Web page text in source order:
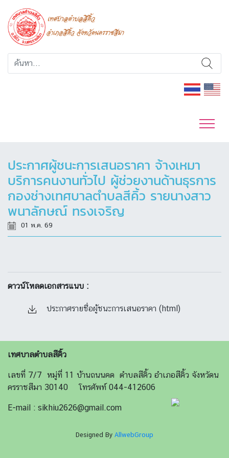
ประกาศผู้ชนะการเสนอราคา จ้างเหมา
บริการคนงานทั่วไป ผู้ช่วยงานด้านธุรการ
กองช่างเทศบาลตำบลสีคิ้ว รายนางสาว
พนาลักษณ์ ทรงเจริญ
01 พ.ค. 69
ดาวน์โหลดเอกสารแนบ :
ประกาศรายชื่อผู้ชนะการเสนอราคา (html)
เทศบาลตำบลสีคิ้ว
เลขที่ 7/7 หมู่ที่ 11 บ้านถนนคด ตำบลสีคิ้ว อำเภอสีคิ้ว จังหวัดน
ครราชสีมา 30140 โทรศัพท์ 044-412606
E-mail : sikhiu2626@gmail.com
Designed By AllwebGroup